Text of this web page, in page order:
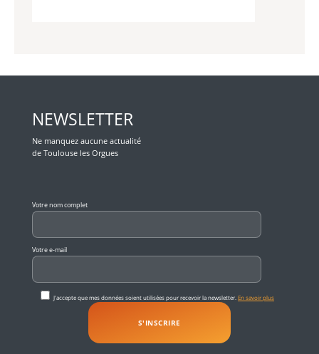
NEWSLETTER
Ne manquez aucune actualité
de Toulouse les Orgues
Votre nom complet
Votre e-mail
J'accepte que mes données soient utilisées pour recevoir la newsletter. En savoir plus